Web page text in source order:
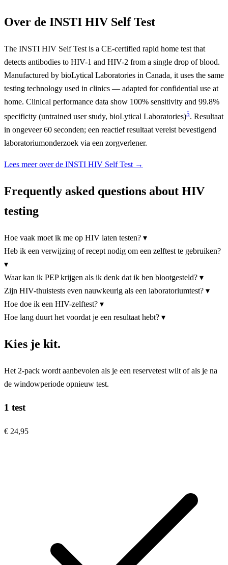
Over de INSTI HIV Self Test
The INSTI HIV Self Test is a CE-certified rapid home test that
detects antibodies to HIV-1 and HIV-2 from a single drop of blood.
Manufactured by bioLytical Laboratories in Canada, it uses the same
testing technology used in clinics — adapted for confidential use at
home. Clinical performance data show 100% sensitivity and 99.8%
specificity (untrained user study, bioLytical Laboratories)5. Resultaat
in ongeveer 60 seconden; een reactief resultaat vereist bevestigend
laboratoriumonderzoek via een zorgverlener.
Lees meer over de INSTI HIV Self Test →
Frequently asked questions about HIV
testing
Hoe vaak moet ik me op HIV laten testen? ▾
Heb ik een verwijzing of recept nodig om een zelftest te gebruiken?
▾
Waar kan ik PEP krijgen als ik denk dat ik ben blootgesteld? ▾
Zijn HIV-thuistests even nauwkeurig als een laboratoriumtest? ▾
Hoe doe ik een HIV-zelftest? ▾
Hoe lang duurt het voordat je een resultaat hebt? ▾
Kies je kit.
Het 2-pack wordt aanbevolen als je een reservetest wilt of als je na
de windowperiode opnieuw test.
1 test
€ 24,95